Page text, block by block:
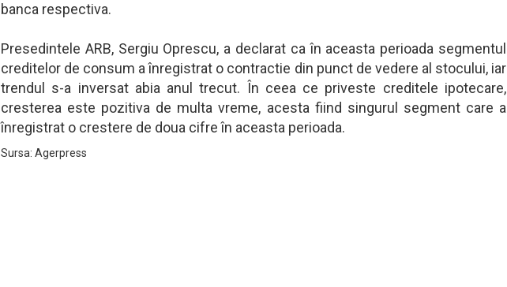
banca respectiva.
Presedintele ARB, Sergiu Oprescu, a declarat ca în aceasta perioada segmentul
creditelor de consum a înregistrat o contractie din punct de vedere al stocului, iar
trendul s-a inversat abia anul trecut. În ceea ce priveste creditele ipotecare,
cresterea este pozitiva de multa vreme, acesta fiind singurul segment care a
înregistrat o crestere de doua cifre în aceasta perioada.
Sursa: Agerpress